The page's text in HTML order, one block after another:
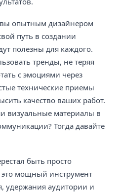
опытным дизайнером
путь в создании
полезны для каждого.
тренды, не теряя
с эмоциями через
технические приемы
качество ваших работ.
визуальные материалы в
Тогда давайте
быть просто
мощный инструмент
удержания аудитории и